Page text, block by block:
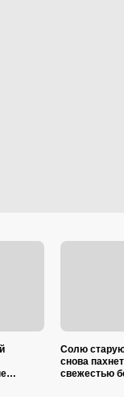
Солю
снова
свежестью